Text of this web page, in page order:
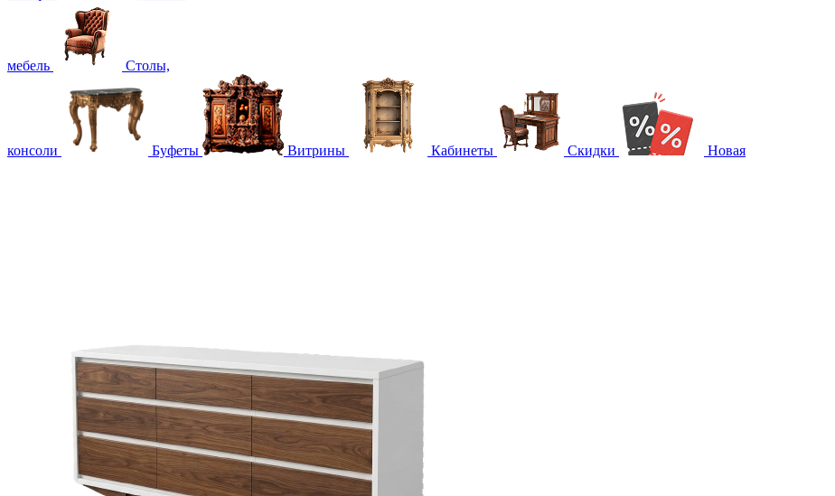
мебель Столы,
консоли Буфеты Витрины Кабинеты Скидки Новая